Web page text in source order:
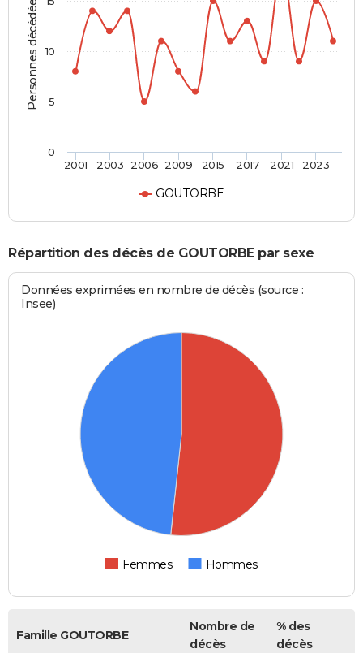
Personnes décédées
GOUTORBE
2001 2003 2006 2009 2015 2017 2021 2023
0
5
10
Répartition des décès de GOUTORBE par sexe
Données exprimées en nombre de décès (source :
Insee)
Femmes Hommes
Famille GOUTORBE
Nombre de
décès
% des
décès